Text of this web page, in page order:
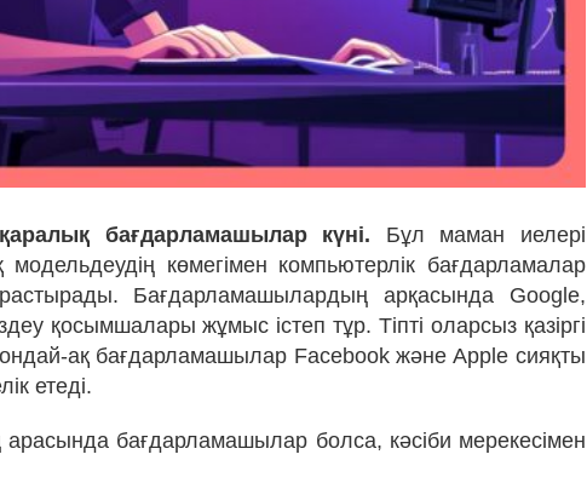
бағдарламашылар күні. Бұл маман иелері
көмегімен компьютерлік бағдарламалар
Бағдарламашылардың арқасында Google,
қосымшалары жұмыс істеп тұр. Тіпті оларсыз қазіргі
ақ бағдарламашылар Facebook және Apple сияқты
етеді.
бағдарламашылар болса, кәсіби мерекесімен